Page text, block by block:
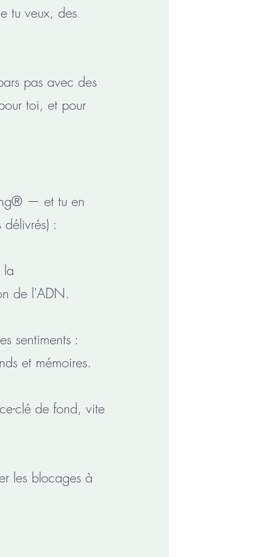
tu veux, des
pas avec des
toi, et pour
— et tu en
:
la
de l'ADN.
sentiments :
et mémoires.
clé de fond, vite
les blocages à